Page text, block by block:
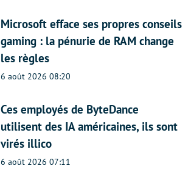
Microsoft efface ses propres conseils
gaming : la pénurie de RAM change
les règles
6 août 2026 08:20
Ces employés de ByteDance
utilisent des IA américaines, ils sont
virés illico
6 août 2026 07:11